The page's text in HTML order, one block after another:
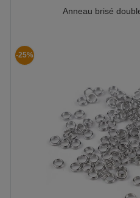
Anneau brisé
-25%